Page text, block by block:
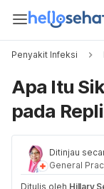
Penyakit Infeksi
Apa Itu
pada
Ditinjau
General
Ditulis oleh Hillary